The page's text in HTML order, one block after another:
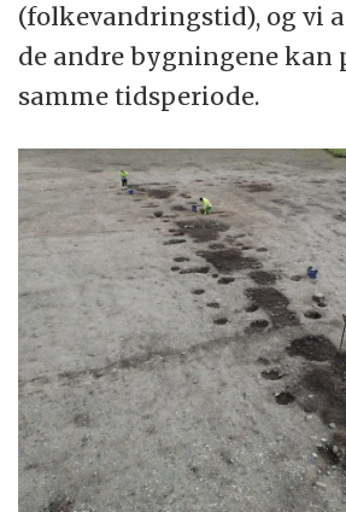
(folkevandringstid), og vi
de andre bygningene kan
samme tidsperiode.